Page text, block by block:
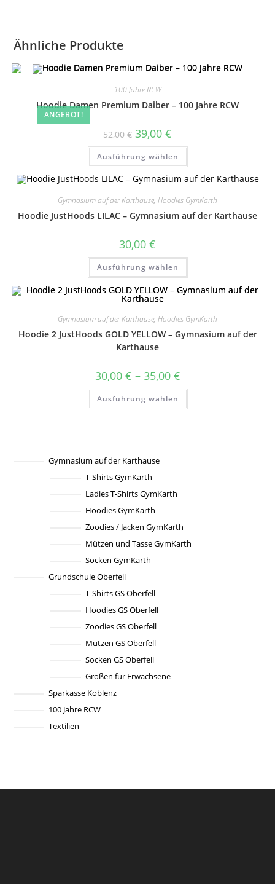
Ähnliche Produkte
ANGEBOT!
100 Jahre RCW
Hoodie Damen Premium Daiber – 100 Jahre RCW
52,00€ Ursprünglicher
Preis
war:
52,00 €
39,00 €
ist:
39,00 €.
Ausführung wählen
Dieses
weist
mehrere
Varianten
Die
Optionen
können
werden
Gymnasium auf der Karthause, Hoodies GymKarth
Hoodie JustHoods LILAC – Gymnasium auf der Karthause
30,00 €
Ausführung wählen
Dieses
weist
mehrere
Varianten
Optionen
können
auf
Gymnasium auf der Karthause, Hoodies GymKarth
Hoodie 2 JustHoods GOLD YELLOW – Gymnasium auf der
Karthause
30,00 € – 35,00 €Preisspanne:
30,00 €
bis
Ausführung wählen
Dieses
weist
Gymnasium auf der Karthause
T-Shirts GymKarth
Ladies T-Shirts GymKarth
Hoodies GymKarth
Zoodies / Jacken GymKarth
Mützen und Tasse GymKarth
Socken GymKarth
Grundschule Oberfell
T-Shirts GS Oberfell
Hoodies GS Oberfell
Zoodies GS Oberfell
Mützen GS Oberfell
Socken GS Oberfell
Größen für Erwachsene
Sparkasse Koblenz
100 Jahre RCW
Textilien